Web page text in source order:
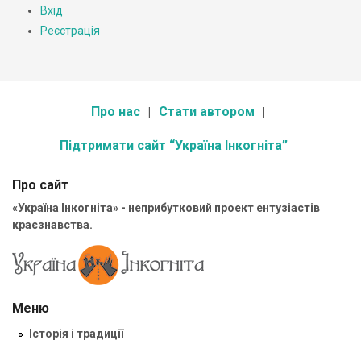
Вхід
Реєстрація
Про нас Стати автором
Підтримати сайт “Україна Інкогніта”
Про сайт
«Україна Інкогніта» - неприбутковий проект ентузіастів
краєзнавства.
Меню
Історія і традиції